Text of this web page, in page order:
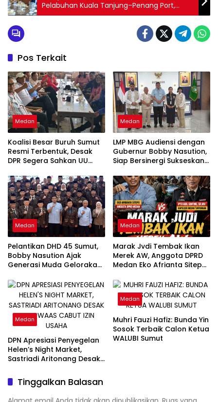
Pelabuhan Kuala Tanjung–Penang Port,
Dorong Efisiensi Logistik dan Daya Saing
Pos Terkait
Medan
Koalisi Besar Buruh Sumut
Resmi Terbentuk, Desak
DPR Segera Sahkan UU
“Bukan Tambal Sulam, Tapi
Perubahan Total”
Medan
LMP MBG Audiensi dengan
Gubernur Bobby Nasution,
Siap Bersinergi Sukseskan
Gratis di Sumatera Utara
Medan
Pelantikan DHD 45 Sumut,
Bobby Nasution Ajak
Generasi Muda Gelorakan
Medan
Marak Jvdi Tembak Ikan
Merek AW, Anggota DPRD
Medan Eko Afrianta Sitepu
Copot Kapolsek Medan
Tuntungan
Medan
DPN Apresiasi Penyegelan
Helen’s Night Market,
Sastriadi Aritonang Desak
Usaha
Medan
Muhri Fauzi Hafiz: Bunda Yin
Sosok Terbaik Calon Ketua
WALUBI Sumut
Tinggalkan Balasan